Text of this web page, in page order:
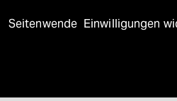
Seitenwende Einwilligungen